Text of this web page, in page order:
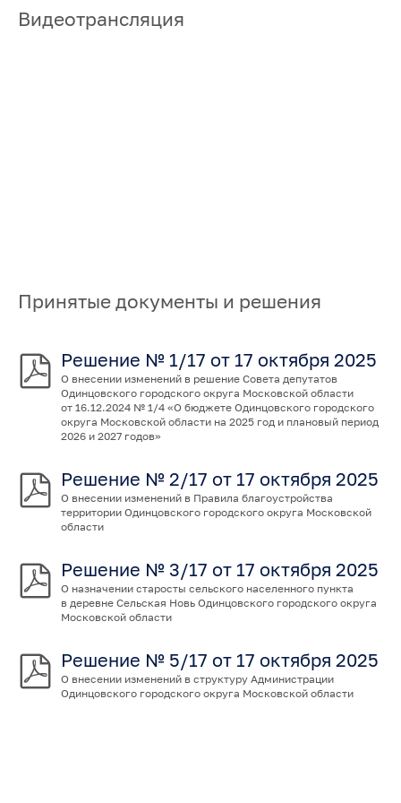
Видеотрансляция
Принятые документы и решения
Решение № 1/17 от 17 октября 2025
О внесении изменений в решение Совета депутатов
Одинцовского городского округа Московской области
от 16.12.2024 № 1/4 «О бюджете Одинцовского городского
округа Московской области на 2025 год и плановый период
2026 и 2027 годов»
Решение № 2/17 от 17 октября 2025
О внесении изменений в Правила благоустройства
территории Одинцовского городского округа Московской
области
Решение № 3/17 от 17 октября 2025
О назначении старосты сельского населенного пункта
в деревне Сельская Новь Одинцовского городского округа
Московской области
Решение № 5/17 от 17 октября 2025
О внесении изменений в структуру Администрации
Одинцовского городского округа Московской области